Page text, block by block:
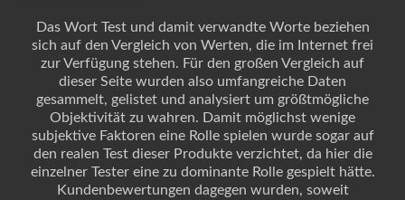
Das Wort Test und damit verwandte Worte beziehen
sich auf den Vergleich von Werten, die im Internet frei
zur Verfügung stehen. Für den großen Vergleich auf
dieser Seite wurden also umfangreiche Daten
gesammelt, gelistet und analysiert um größtmögliche
Objektivität zu wahren. Damit möglichst wenige
subjektive Faktoren eine Rolle spielen wurde sogar auf
den realen Test dieser Produkte verzichtet, da hier die
einzelner Tester eine zu dominante Rolle gespielt hätte.
Kundenbewertungen dagegen wurden, soweit